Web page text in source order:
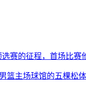
赛的征程，首场比赛
主场球馆的五棵松